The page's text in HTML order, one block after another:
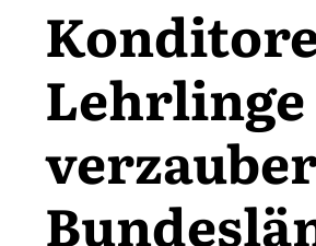
Lehrlinge